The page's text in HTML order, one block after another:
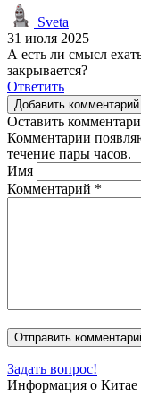
Sveta
31 июля 2025
А есть ли смысл
закрывается?
Ответить
Добавить комментарий
Оставить
Комментарии
течение пары часов.
Имя
Комментарий *
Задать вопрос!
Информация о Китае